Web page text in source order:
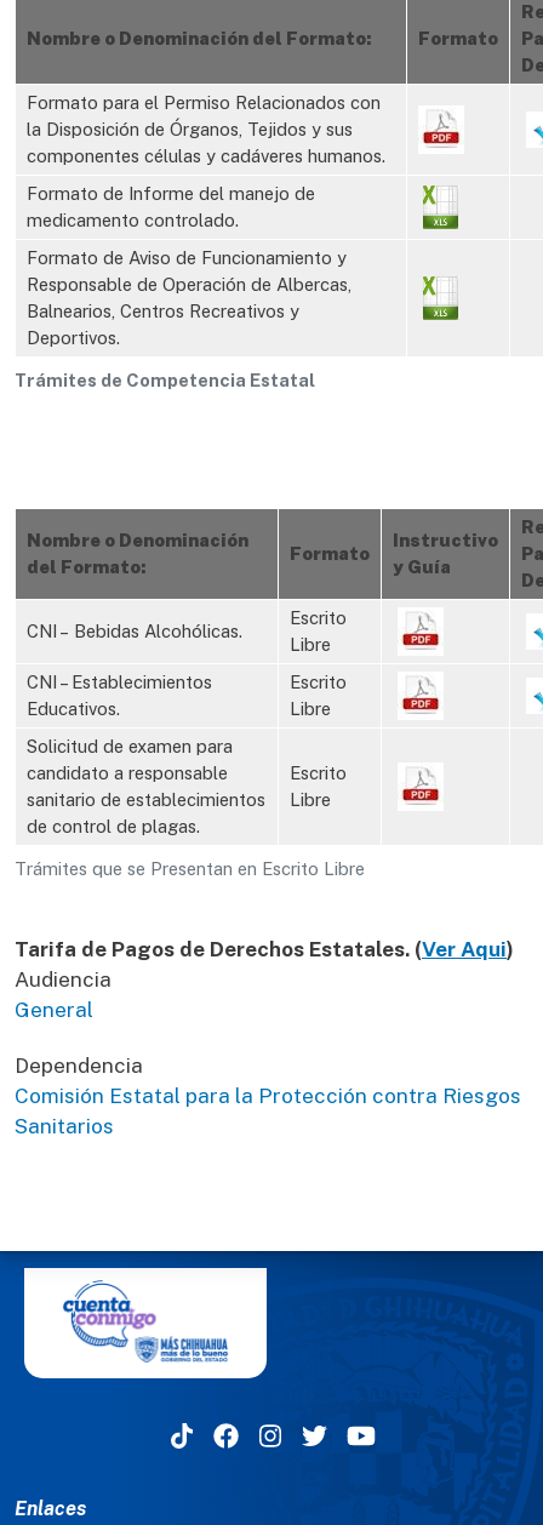
Trámites de Competencia Estatal
Nombre o Denominación del Formato: Formato
Formato para el Permiso Relacionados con
la Disposición de Órganos, Tejidos y sus
componentes células y cadáveres humanos.
Formato de Informe del manejo de
medicamento controlado.
Formato de Aviso de Funcionamiento y
Responsable de Operación de Albercas,
Balnearios, Centros Recreativos y
Deportivos.
Trámites que se Presentan en Escrito Libre
Nombre o Denominación
del Formato:
Formato
Instructivo
y Guía
CNI – Bebidas Alcohólicas.
Escrito
Libre
CNI – Establecimientos
Educativos.
Escrito
Libre
Solicitud de examen para
candidato a responsable
sanitario de establecimientos
de control de plagas.
Escrito
Libre
Tarifa de Pagos de Derechos Estatales. (Ver Aqui)
Audiencia
General
Dependencia
Comisión Estatal para la Protección contra Riesgos
Sanitarios
Enlaces